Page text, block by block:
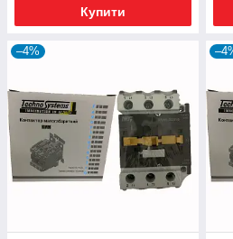
Купити
–4%